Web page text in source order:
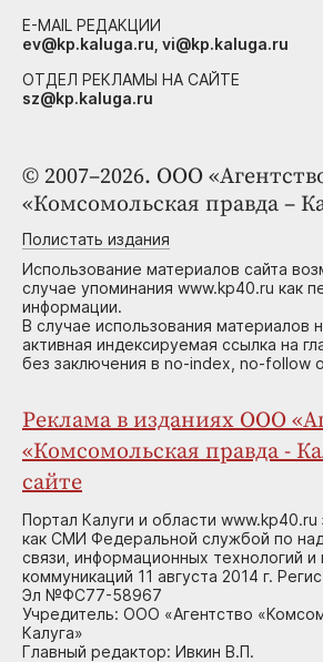
© 2007–2026. ООО
«Комсомольская правда –
Полистать издания
Использование материалов сайта
случае упоминания www.kp40.ru как
информации.
В случае использования материалов
активная индексируемая ссылка на
без заключения в no-index, no-follow
Реклама в изданиях ООО
«Комсомольская правда -
сайте
Портал Калуги и области www.kp40.ru
как СМИ Федеральной службой по
связи, информационных технологий и
коммуникаций 11 августа 2014 г.
Эл №ФС77-58967
Учредитель: ООО «Агентство
Калуга»
Главный редактор: Ивкин В.П.
E-MAIL РЕДАКЦИИ
ev@kp.kaluga.ru, vi@kp.kaluga.ru
ОТДЕЛ РЕКЛАМЫ НА САЙТЕ
sz@kp.kaluga.ru